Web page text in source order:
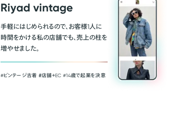
Riyad vintage
手軽にはじめられるので、お客様1人に
時間をかける私の店舗でも、売上の柱を
増やせました。
#ビンテージ古着 ＃店舗＋EC #14歳で起業を決意